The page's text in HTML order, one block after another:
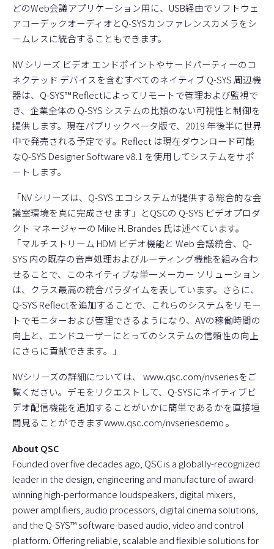
どのWeb会議アプリケーション用に、USB経由でソフトウェ
アコーデックオーディオとQ-SYSカンファレンスカメラをシ
ームレスに統合することもできます。
NV シリーズ ビデオ エンドポイントやサードパーティーのコ
ネクテッド デバイスを含むすべてのネイティブ Q-SYS 周辺機
器は、 Q-SYS™ Reflectによってリモートで管理および監視で
き、企業全体の Q-SYS システムの比類のない可視性と制御を
提供します。現在パブリックベータ版で、2019 年後半に世界
中で発売される予定です。Reflect は現在ダウンロード可能
なQ-SYS Designer Softwarev8.1 を使用してシステムをサポ
ートします。
「NV シリーズは、Q-SYS エコシステムが提供する総合的な会
議室環境を真に完成させます」とQSCの Q-SYS ビデオプロダ
クト マネージャーの Mike H. Brandes 氏は述べています。
「マルチストリーム HDMI ビデオ機能と Web 会議統合、Q-
SYS 内の既存の音声処理およびルーティング機能を組み合わ
せることで、このネイティブな単一メーカー ソリューション
は、クラス最高の統合パラダイムを表しています。さらに、
Q-SYS Reflectを追加することで、これらのシステムをリモー
トでモニターおよび管理できるようになり、AVの稼働時間の
向上と、エンドユーザーにとってのシステムの信頼性の向上
にさらに貢献できます。」
NVシリーズの詳細については、 www.qsc.com/nvseriesをご
覧ください。デモをリクエストして、Q-SYSにネイティブビ
デオ配信機能を追加することがいかに簡単であるかを直接垣
間見ることができますwww.qsc.com/nvseriesdemo。
About QSC
Founded over five decades ago, QSC is a globally-recognized
leader in the design, engineering and manufacture of award-
winning high-performance loudspeakers, digital mixers,
power amplifiers, audio processors, digital cinema solutions,
and the Q-SYS™ software-based audio, video and control
platform. Offering reliable, scalable and flexible solutions for